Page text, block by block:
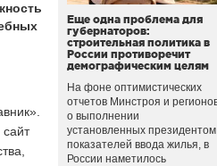
Еще одна проблема для
губернаторов:
строительная политика в
России противоречит
демографическим целям
На фоне оптимистических
отчетов Минстроя и
о выполнении
установленных президентом
показателей ввода жилья, в
России наметилось